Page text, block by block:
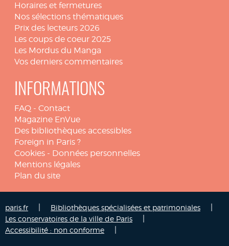
Horaires et fermetures
Nos sélections thématiques
Prix des lecteurs 2026
Les coups de coeur 2025
Les Mordus du Manga
Vos derniers commentaires
INFORMATIONS
FAQ - Contact
Magazine EnVue
Des bibliothèques accessibles
Foreign in Paris ?
Cookies - Données personnelles
Mentions légales
Plan du site
paris.fr Bibliothèques spécialisées et patrimoniales
Les conservatoires de la ville de Paris
Accessibilité : non conforme